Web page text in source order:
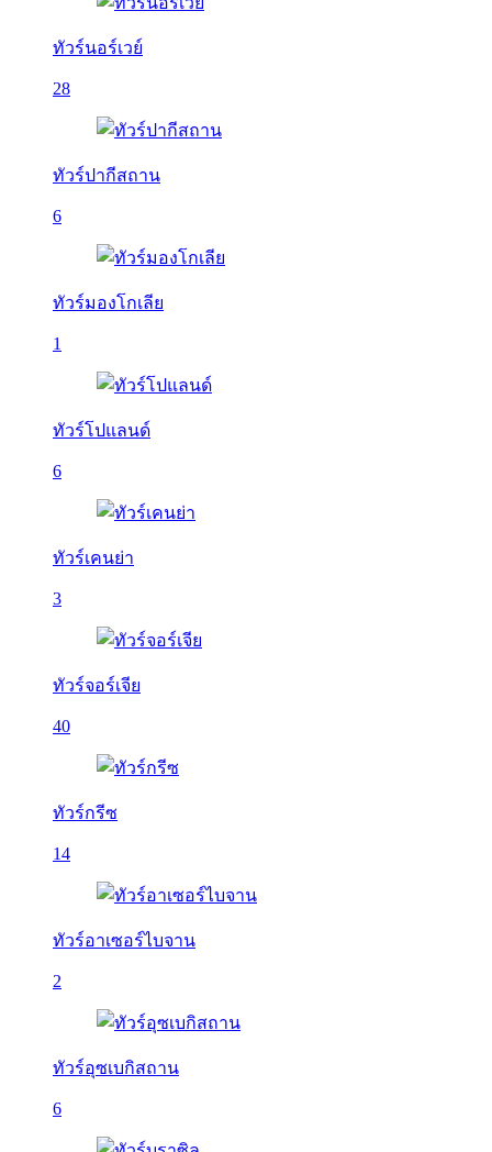
ทัวร์นอร์เวย์
28
ทัวร์ปากีสถาน
6
ทัวร์มองโกเลีย
1
ทัวร์โปแลนด์
6
ทัวร์เคนย่า
3
ทัวร์จอร์เจีย
40
ทัวร์กรีซ
14
ทัวร์อาเซอร์ไบจาน
2
ทัวร์อุซเบกิสถาน
6